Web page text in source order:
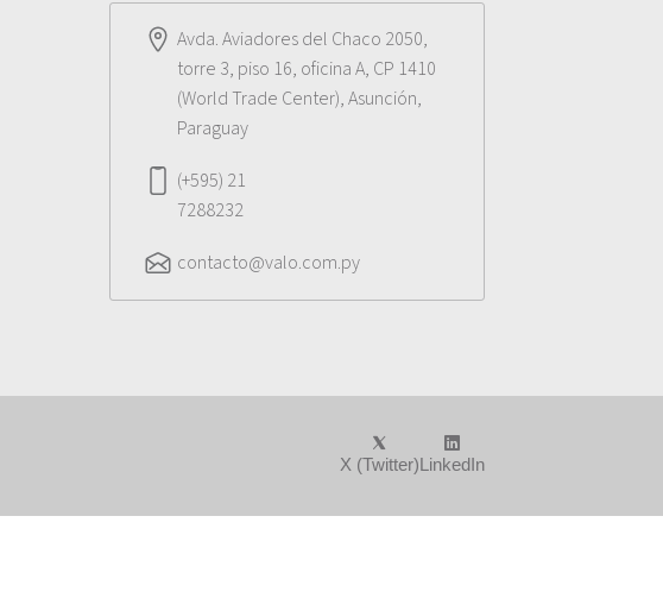
Avda. Aviadores del Chaco 2050,
torre 3, piso 16, oficina A, CP 1410
(World Trade Center), Asunción,
Paraguay
(+595) 21
7288232
contacto@valo.com.py
X (Twitter)LinkedIn